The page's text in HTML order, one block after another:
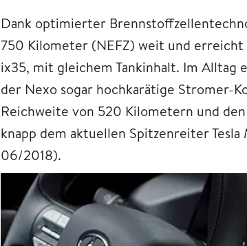
Dank optimierter
750 Kilometer (NEFZ) weit und
ix35, mit gleichem Tankinhalt. Im
der Nexo sogar hochkarätige Stromer-
Reichweite von 520 Kilometern und
knapp dem aktuellen Spitzenreiter
06/2018).